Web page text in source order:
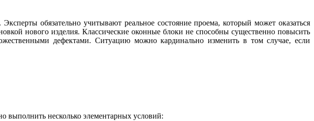
обязательно учитывают реальное состояние проема, который может оказаться
нового изделия. Классические оконные блоки не способны существенно повысить
дефектами. Ситуацию можно кардинально изменить в том случае, если
выполнить несколько элементарных условий: